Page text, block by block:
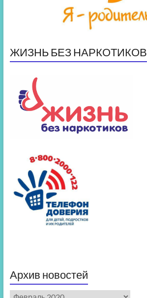
ЖИЗНЬ БЕЗ НАРКОТИКОВ
Архив новостей
Архив